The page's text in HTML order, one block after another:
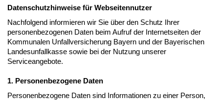
Datenschutzhinweise für Webseitennutzer
Nachfolgend informieren wir Sie über den Schutz Ihrer
personenbezogenen Daten beim Aufruf der Internetseiten der
Kommunalen Unfallversicherung Bayern und der Bayerischen
Landesunfallkasse sowie bei der Nutzung unserer
Serviceangebote.
1. Personenbezogene Daten
Personenbezogene Daten sind Informationen zu einer Person,